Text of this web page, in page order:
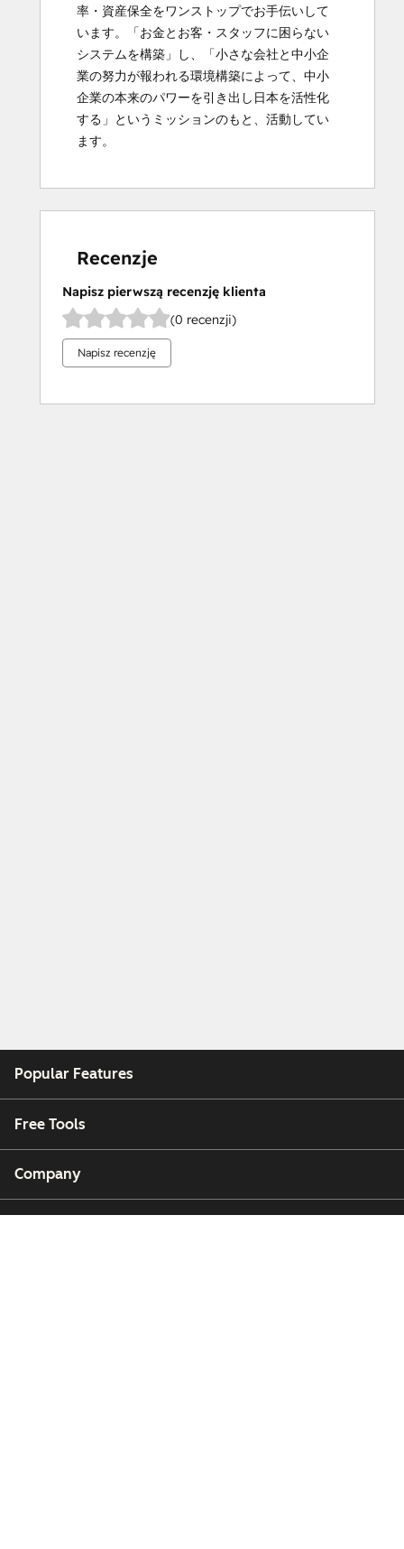
率・資産保全をワンストップでお手伝いして
います。「お金とお客・スタッフに困らない
システムを構築」し、「小さな会社と中小企
業の努力が報われる環境構築によって、中小
企業の本来のパワーを引き出し日本を活性化
する」というミッションのもと、活動してい
ます。
Recenzje
Napisz pierwszą recenzję klienta
(0 recenzji)
Napisz recenzję
Popular Features
Free Tools
Company